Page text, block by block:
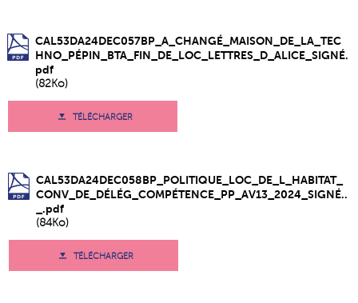
CAL53DA24DEC057BP_A_CHANGÉ_MAISON_DE_LA_TEC
HNO_PÉPIN_BTA_FIN_DE_LOC_LETTRES_D_ALICE_SIGNÉ.
pdf
(82Ko)
TÉLÉCHARGER
CAL53DA24DEC058BP_POLITIQUE_LOC_DE_L_HABITAT_
CONV_DE_DÉLÉG_COMPÉTENCE_PP_AV13_2024_SIGNÉ..
_.pdf
(84Ko)
TÉLÉCHARGER